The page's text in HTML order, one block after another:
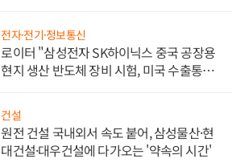
전자·전기·정보통신
로이터 "삼성전자 SK하이닉스 중국 공장용
현지 생산 반도체 장비 시험, 미국 수출통제
건설
원전 건설 국내외서 속도 붙어, 삼성물산·현
대건설·대우건설에 다가오는 '약속의 시간'